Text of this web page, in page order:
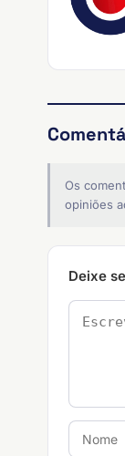
Os
opiniões
Deixe